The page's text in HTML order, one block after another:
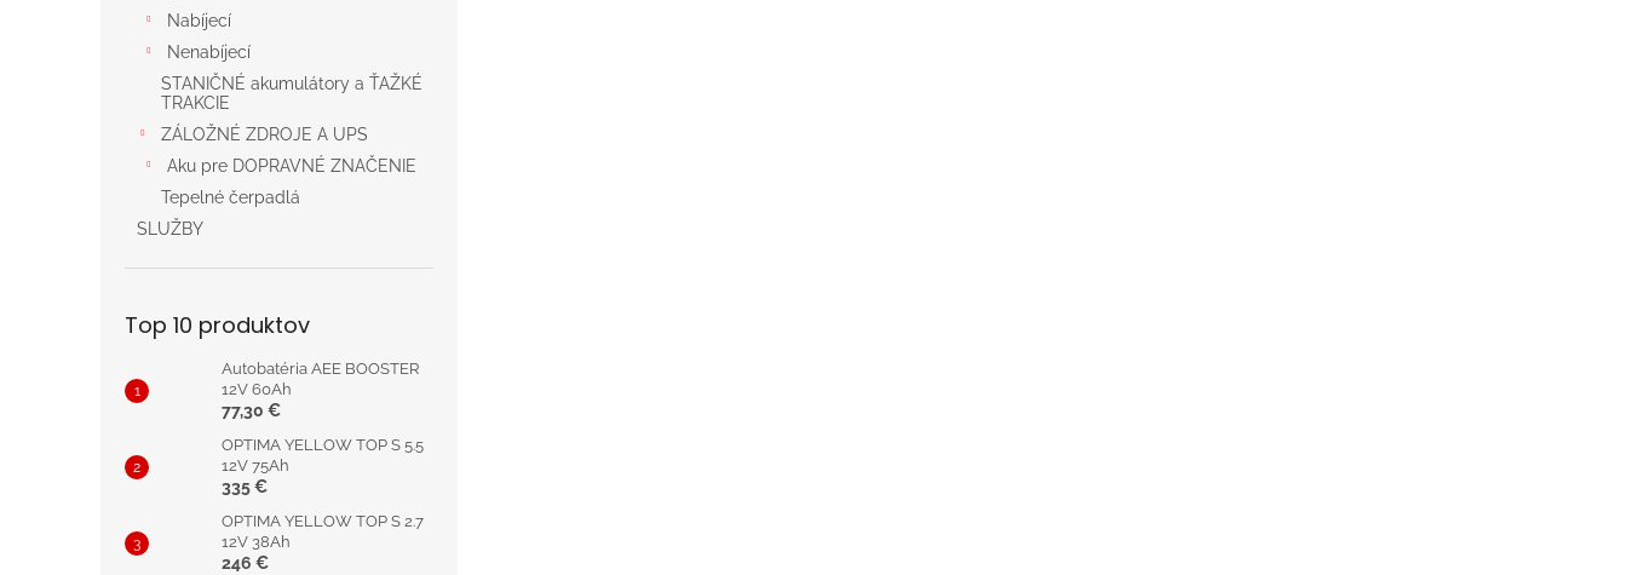
Nabíjecí
Nenabíjecí
STANIČNÉ akumulátory a ŤAŽKÉ
TRAKCIE
ZÁLOŽNÉ ZDROJE A UPS
Aku pre DOPRAVNÉ ZNAČENIE
Tepelné čerpadlá
SLUŽBY
Top 10 produktov
Autobatéria AEE BOOSTER
12V 60Ah
77,30 €
OPTIMA YELLOW TOP S 5.5
12V 75Ah
335 €
OPTIMA YELLOW TOP S 2.7
12V 38Ah
246 €